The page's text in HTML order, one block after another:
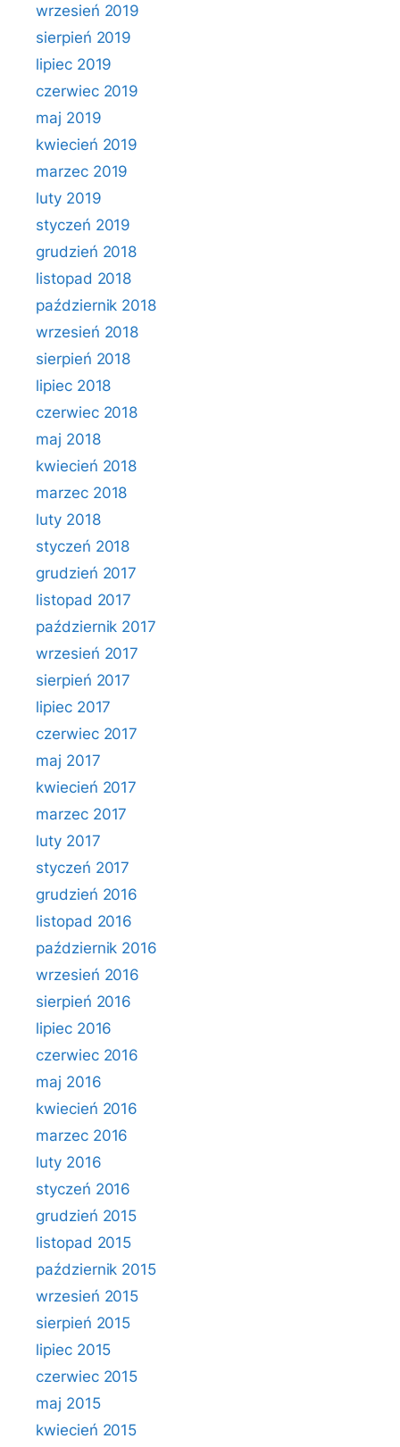
wrzesień 2019
sierpień 2019
lipiec 2019
czerwiec 2019
maj 2019
kwiecień 2019
marzec 2019
luty 2019
styczeń 2019
grudzień 2018
listopad 2018
październik 2018
wrzesień 2018
sierpień 2018
lipiec 2018
czerwiec 2018
maj 2018
kwiecień 2018
marzec 2018
luty 2018
styczeń 2018
grudzień 2017
listopad 2017
październik 2017
wrzesień 2017
sierpień 2017
lipiec 2017
czerwiec 2017
maj 2017
kwiecień 2017
marzec 2017
luty 2017
styczeń 2017
grudzień 2016
listopad 2016
październik 2016
wrzesień 2016
sierpień 2016
lipiec 2016
czerwiec 2016
maj 2016
kwiecień 2016
marzec 2016
luty 2016
styczeń 2016
grudzień 2015
listopad 2015
październik 2015
wrzesień 2015
sierpień 2015
lipiec 2015
czerwiec 2015
maj 2015
kwiecień 2015